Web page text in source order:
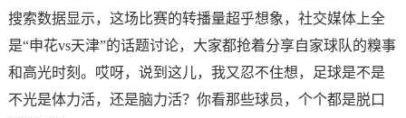
搜索数据显示，这场比赛的转播量超乎想象，社交媒体上全
是“申花vs天津”的话题讨论，大家都抢着分享自家球队的糗事
和高光时刻。哎呀，说到这儿，我又忍不住想，足球是不是
不光是体力活，还是脑力活？你看那些球员，个个都是脱口